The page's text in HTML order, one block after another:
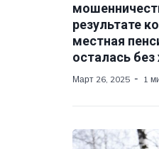
результате
местная
осталась
Март 26, 2025 1